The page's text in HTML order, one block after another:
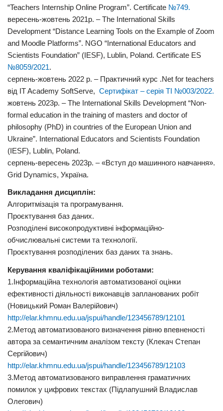
“Teachers Internship Online Program”. Certificate №749.
вересень-жовтень 2021р. – The International Skills
Development “Distance Learning Tools on the Example of Zoom
and Moodle Platforms”. NGO “International Educators and
Scientists Foundation” (IESF), Lublin, Poland. Certificate ES
№8059/2021.
cерпень-жовтень 2022 р. – Практичний курс .Net for teachers
від IT Academy SoftServe, Сертифікат – серія TI №003/2022.
жовтень 2023р. – The International Skills Development “Non-
formal education in the training of masters and doctor of
philosophy (PhD) in countries of the European Union and
Ukraine”. International Educators and Scientists Foundation
(IESF), Lublin, Poland.
серпень-вересень 2023р. – «Вступ до машинного навчання».
Grid Dynamics, Україна.
Викладання дисциплін:
Алгоритмізація та програмування.
Проєктування баз даних.
Розподілені високопродуктивні інформаційно-
обчислювальні системи та технології.
Проєктування розподілених баз даних та знань.
Керування кваліфікаційними роботами:
1.Інформаційна технологія автоматизованої оцінки
ефективності діяльності виконавців запланованих робіт
(Новицький Роман Валерійович)
http://elar.khmnu.edu.ua/jspui/handle/123456789/12101
2.Метод автоматизованого визначення рівню впевненості
автора за семантичним аналізом тексту (Клекач Степан
Сергійович)
http://elar.khmnu.edu.ua/jspui/handle/123456789/12103
3.Метод автоматизованого виправлення граматичних
помилок у цифрових текстах (Підлапушний Владислав
Олегович)